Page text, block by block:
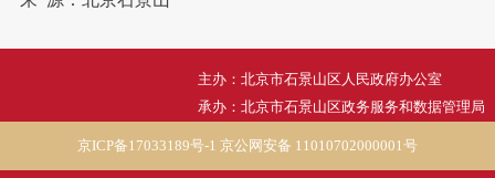
主办：北京市石景山区人民政府办公室
承办：北京市石景山区政务服务和数据管理局
京ICP备17033189号-1 京公网安备 11010702000001号